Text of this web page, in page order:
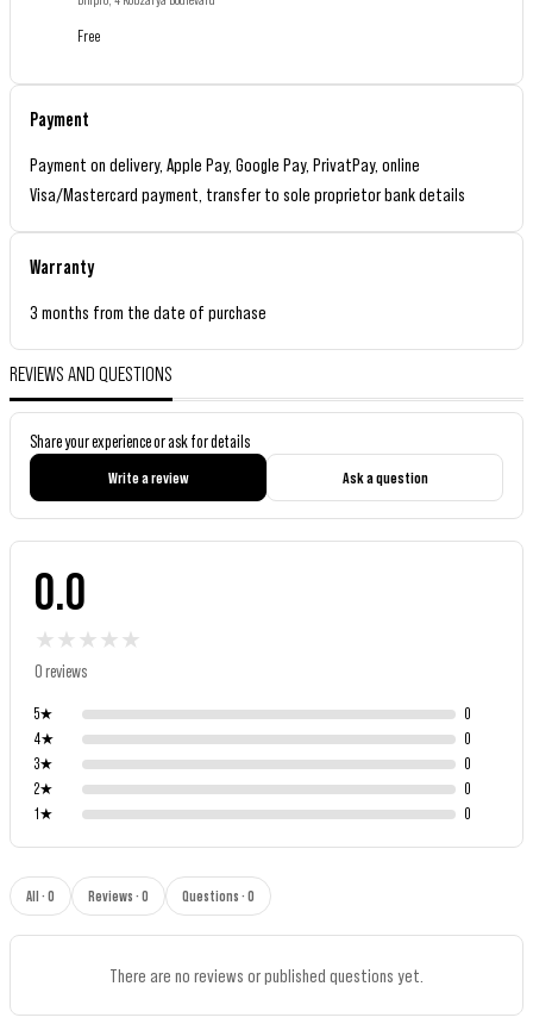
Free
Payment
Payment on delivery, Apple Pay, Google Pay, PrivatPay, online
Visa/Mastercard payment, transfer to sole proprietor bank details
Warranty
3 months from the date of purchase
REVIEWS AND QUESTIONS
Share your experience or ask for details
Write a review Ask a question
0.0
★ ★ ★ ★ ★
0 reviews
5★
0
4★
0
3★
0
2★
0
1★ 0
All · 0 Reviews · 0 Questions · 0
There are no reviews or published questions yet.